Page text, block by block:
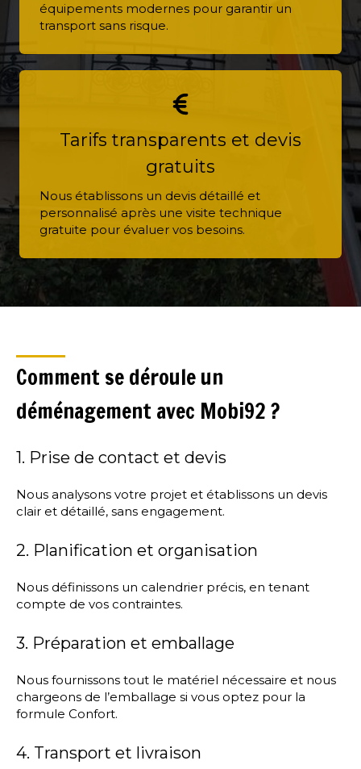
équipements modernes pour garantir un
transport sans risque.
Tarifs transparents et devis
gratuits
Nous établissons un devis détaillé et
personnalisé après une visite technique
gratuite pour évaluer vos besoins.
Comment se déroule un
déménagement avec Mobi92 ?
1. Prise de contact et devis
Nous analysons votre projet et établissons un devis
clair et détaillé, sans engagement.
2. Planification et organisation
Nous définissons un calendrier précis, en tenant
compte de vos contraintes.
3. Préparation et emballage
Nous fournissons tout le matériel nécessaire et nous
chargeons de l’emballage si vous optez pour la
formule Confort.
4. Transport et livraison